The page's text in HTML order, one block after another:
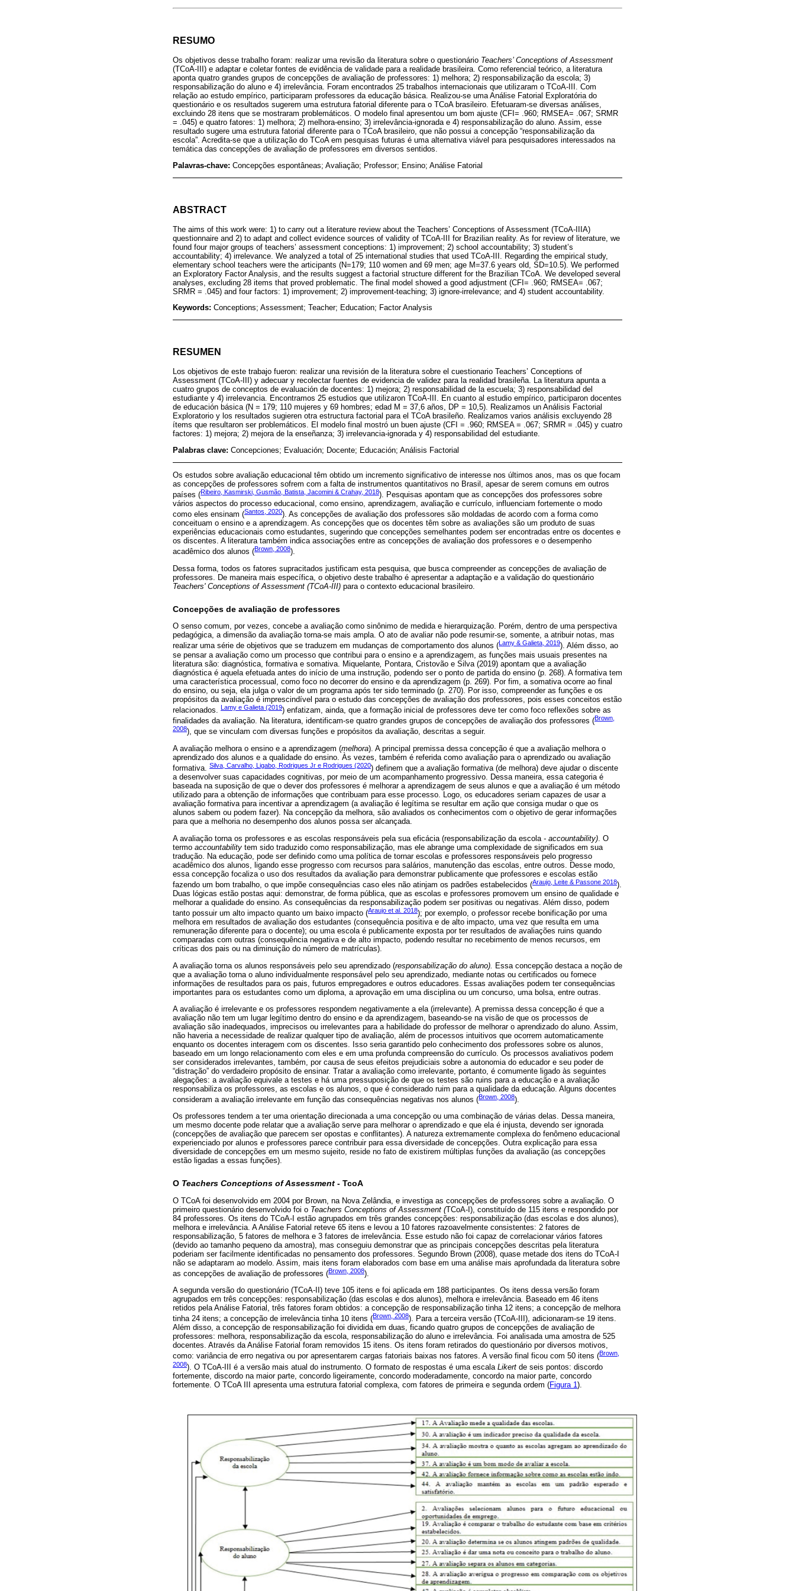
RESUMO
Os objetivos desse trabalho foram: realizar uma revisão da literatura sobre o questionário Teachers’ Conceptions of Assessment
(TCoA-III) e adaptar e coletar fontes de evidência de validade para a realidade brasileira. Como referencial teórico, a literatura
aponta quatro grandes grupos de concepções de avaliação de professores: 1) melhora; 2) responsabilização da escola; 3)
responsabilização do aluno e 4) irrelevância. Foram encontrados 25 trabalhos internacionais que utilizaram o TCoA-III. Com
relação ao estudo empírico, participaram professores da educação básica. Realizou-se uma Análise Fatorial Exploratória do
questionário e os resultados sugerem uma estrutura fatorial diferente para o TCoA brasileiro. Efetuaram-se diversas análises,
excluindo 28 itens que se mostraram problemáticos. O modelo final apresentou um bom ajuste (CFI= .960; RMSEA= .067; SRMR
= .045) e quatro fatores: 1) melhora; 2) melhora-ensino; 3) irrelevância-ignorada e 4) responsabilização do aluno. Assim, esse
resultado sugere uma estrutura fatorial diferente para o TCoA brasileiro, que não possui a concepção “responsabilização da
escola”. Acredita-se que a utilização do TCoA em pesquisas futuras é uma alternativa viável para pesquisadores interessados na
temática das concepções de avaliação de professores em diversos sentidos.
Palavras-chave: Concepções espontâneas; Avaliação; Professor; Ensino; Análise Fatorial
ABSTRACT
The aims of this work were: 1) to carry out a literature review about the Teachers’ Conceptions of Assessment (TCoA-IIIA)
questionnaire and 2) to adapt and collect evidence sources of validity of TCoA-III for Brazilian reality. As for review of literature, we
found four major groups of teachers’ assessment conceptions: 1) improvement; 2) school accountability; 3) student’s
accountability; 4) irrelevance. We analyzed a total of 25 international studies that used TCoA-III. Regarding the empirical study,
elementary school teachers were the articipants (N=179; 110 women and 69 men; age M=37.6 years old, SD=10.5). We performed
an Exploratory Factor Analysis, and the results suggest a factorial structure different for the Brazilian TCoA. We developed several
analyses, excluding 28 items that proved problematic. The final model showed a good adjustment (CFI= .960; RMSEA= .067;
SRMR = .045) and four factors: 1) improvement; 2) improvement-teaching; 3) ignore-irrelevance; and 4) student accountability.
Keywords: Conceptions; Assessment; Teacher; Education; Factor Analysis
RESUMEN
Los objetivos de este trabajo fueron: realizar una revisión de la literatura sobre el cuestionario Teachers’ Conceptions of
Assessment (TCoA-III) y adecuar y recolectar fuentes de evidencia de validez para la realidad brasileña. La literatura apunta a
cuatro grupos de conceptos de evaluación de docentes: 1) mejora; 2) responsabilidad de la escuela; 3) responsabilidad del
estudiante y 4) irrelevancia. Encontramos 25 estudios que utilizaron TCoA-III. En cuanto al estudio empírico, participaron docentes
de educación básica (N = 179; 110 mujeres y 69 hombres; edad M = 37,6 años, DP = 10,5). Realizamos un Análisis Factorial
Exploratorio y los resultados sugieren otra estructura factorial para el TCoA brasileño. Realizamos varios análisis excluyendo 28
ítems que resultaron ser problemáticos. El modelo final mostró un buen ajuste (CFI = .960; RMSEA = .067; SRMR = .045) y cuatro
factores: 1) mejora; 2) mejora de la enseñanza; 3) irrelevancia-ignorada y 4) responsabilidad del estudiante.
Palabras clave: Concepciones; Evaluación; Docente; Educación; Análisis Factorial
Os estudos sobre avaliação educacional têm obtido um incremento significativo de interesse nos últimos anos, mas os que focam
as concepções de professores sofrem com a falta de instrumentos quantitativos no Brasil, apesar de serem comuns em outros
países (Ribeiro, Kasmirski, Gusmão, Batista, Jacomini & Crahay, 2018). Pesquisas apontam que as concepções dos professores sobre
vários aspectos do processo educacional, como ensino, aprendizagem, avaliação e currículo, influenciam fortemente o modo
como eles ensinam (Santos, 2020). As concepções de avaliação dos professores são moldadas de acordo com a forma como
conceituam o ensino e a aprendizagem. As concepções que os docentes têm sobre as avaliações são um produto de suas
experiências educacionais como estudantes, sugerindo que concepções semelhantes podem ser encontradas entre os docentes e
os discentes. A literatura também indica associações entre as concepções de avaliação dos professores e o desempenho
acadêmico dos alunos (Brown, 2008).
Dessa forma, todos os fatores supracitados justificam esta pesquisa, que busca compreender as concepções de avaliação de
professores. De maneira mais específica, o objetivo deste trabalho é apresentar a adaptação e a validação do questionário
Teachers' Conceptions of Assessment (TCoA-III) para o contexto educacional brasileiro.
Concepções de avaliação de professores
O senso comum, por vezes, concebe a avaliação como sinônimo de medida e hierarquização. Porém, dentro de uma perspectiva
pedagógica, a dimensão da avaliação torna-se mais ampla. O ato de avaliar não pode resumir-se, somente, a atribuir notas, mas
realizar uma série de objetivos que se traduzem em mudanças de comportamento dos alunos ( Lamy & Galieta, 2019). Além disso, ao
se pensar a avaliação como um processo que contribui para o ensino e a aprendizagem, as funções mais usuais presentes na
literatura são: diagnóstica, formativa e somativa. Miquelante Pontara, Cristovão e Silva (2019) apontam que a avaliação
diagnóstica é aquela efetuada antes do início de uma instrução, podendo ser o ponto de partida do ensino (p. 268). A formativa tem
uma característica processual, como foco no decorrer do ensino e da aprendizagem (p. 269). Por fim, a somativa ocorre ao final
do ensino, ou seja, ela julga o valor de um programa após ter sido terminado (p. 270). Por isso, compreender as funções e os
propósitos da avaliação é imprescindível para o estudo das concepções de avaliação dos professores, pois esses conceitos estão
relacionados. Lamy e Galieta (2019) enfatizam, ainda, que a formação inicial de professores deve ter como foco reflexões sobre as
finalidades da avaliação. Na literatura, identificam-se quatro grandes grupos de concepções de avaliação dos professores (Brown,
2008), que se vinculam com diversas funções e propósitos da avaliação, descritas a seguir.
A avaliação melhora o ensino e a aprendizagem (melhora). A principal premissa dessa concepção é que a avaliação melhora o
aprendizado dos alunos e a qualidade do ensino. Às vezes, também é referida como avaliação para o aprendizado ou avaliação
formativa. Silva, Carvalho, Ligabo, Rodrigues Jr e Rodrigues (2020) definem que a avaliação formativa (de melhora) deve ajudar o discente
a desenvolver suas capacidades cognitivas, por meio de um acompanhamento progressivo. Dessa maneira, essa categoria é
baseada na suposição de que o dever dos professores é melhorar a aprendizagem de seus alunos e que a avaliação é um método
utilizado para a obtenção de informações que contribuam para esse processo. Logo, os educadores seriam capazes de usar a
avaliação formativa para incentivar a aprendizagem (a avaliação é legítima se resultar em ação que consiga mudar o que os
alunos sabem ou podem fazer). Na concepção da melhora, são avaliados os conhecimentos com o objetivo de gerar informações
para que a melhoria no desempenho dos alunos possa ser alcançada.
A avaliação torna os professores e as escolas responsáveis pela sua eficácia (responsabilização da escola - accountability) . O
termo accountability tem sido traduzido como responsabilização, mas ele abrange uma complexidade de significados em sua
tradução. Na educação, pode ser definido como uma política de tornar escolas e professores responsáveis pelo progresso
acadêmico dos alunos, ligando esse progresso com recursos para salários, manutenção das escolas, entre outros. Desse modo,
essa concepção focaliza o uso dos resultados da avaliação para demonstrar publicamente que professores e escolas estão
fazendo um bom trabalho, o que impõe consequências caso eles não atinjam os padrões estabelecidos (Araujo, Leite & Passone 2018).
Duas lógicas estão postas aqui: demonstrar, de forma pública, que as escolas e professores promovem um ensino de qualidade e
melhorar a qualidade do ensino. As consequências da responsabilização podem ser positivas ou negativas. Além disso, podem
tanto possuir um alto impacto quanto um baixo impacto (Araujo et al. 2018); por exemplo, o professor recebe bonificação por uma
melhora em resultados de avaliação dos estudantes (consequência positiva e de alto impacto, uma vez que resulta em uma
remuneração diferente para o docente); ou uma escola é publicamente exposta por ter resultados de avaliações ruins quando
comparadas com outras (consequência negativa e de alto impacto, podendo resultar no recebimento de menos recursos, em
críticas dos pais ou na diminuição do número de matrículas).
A avaliação torna os alunos responsáveis pelo seu aprendizado (responsabilização do aluno). Essa concepção destaca a noção de
que a avaliação torna o aluno individualmente responsável pelo seu aprendizado, mediante notas ou certificados ou fornece
informações de resultados para os pais, futuros empregadores e outros educadores. Essas avaliações podem ter consequências
importantes para os estudantes como um diploma, a aprovação em uma disciplina ou um concurso, uma bolsa, entre outras.
A avaliação é irrelevante e os professores respondem negativamente a ela (irrelevante). A premissa dessa concepção é que a
avaliação não tem um lugar legítimo dentro do ensino e da aprendizagem, baseando-se na visão de que os processos de
avaliação são inadequados, imprecisos ou irrelevantes para a habilidade do professor de melhorar o aprendizado do aluno. Assim,
não haveria a necessidade de realizar qualquer tipo de avaliação, além de processos intuitivos que ocorrem automaticamente
enquanto os docentes interagem com os discentes. Isso seria garantido pelo conhecimento dos professores sobre os alunos,
baseado em um longo relacionamento com eles e em uma profunda compreensão do currículo. Os processos avaliativos podem
ser considerados irrelevantes, também, por causa de seus efeitos prejudiciais sobre a autonomia do educador e seu poder de
“distração” do verdadeiro propósito de ensinar. Tratar a avaliação como irrelevante, portanto, é comumente ligado às seguintes
alegações: a avaliação equivale a testes e há uma pressuposição de que os testes são ruins para a educação e a avaliação
responsabiliza os professores, as escolas e os alunos, o que é considerado ruim para a qualidade da educação. Alguns docentes
consideram a avaliação irrelevante em função das consequências negativas nos alunos (Brown, 2008).
Os professores tendem a ter uma orientação direcionada a uma concepção ou uma combinação de várias delas. Dessa maneira,
um mesmo docente pode relatar que a avaliação serve para melhorar o aprendizado e que ela é injusta, devendo ser ignorada
(concepções de avaliação que parecem ser opostas e conflitantes). A natureza extremamente complexa do fenômeno educacional
experienciado por alunos e professores parece contribuir para essa diversidade de concepções. Outra explicação para essa
diversidade de concepções em um mesmo sujeito, reside no fato de existirem múltiplas funções da avaliação (as concepções
estão ligadas a essas funções).
O Teachers Conceptions of Assessment - TcoA
O TCoA foi desenvolvido em 2004 por Brown, na Nova Zelândia, e investiga as concepções de professores sobre a avaliação. O
primeiro questionário desenvolvido foi o Teachers Conceptions of Assessment (TCoA-I), constituído de 115 itens e respondido por
84 professores. Os itens do TCoA-I estão agrupados em três grandes concepções: responsabilização (das escolas e dos alunos),
melhora e irrelevância. A Análise Fatorial reteve 65 itens e levou a 10 fatores razoavelmente consistentes: 2 fatores de
responsabilização, 5 fatores de melhora e 3 fatores de irrelevância. Esse estudo não foi capaz de correlacionar vários fatores
(devido ao tamanho pequeno da amostra), mas conseguiu demonstrar que as principais concepções descritas pela literatura
poderiam ser facilmente identificadas no pensamento dos professores. Segundo Brown (2008), quase metade dos itens do TCoA-I
não se adaptaram ao modelo. Assim, mais itens foram elaborados com base em uma análise mais aprofundada da literatura sobre
as concepções de avaliação de professores (Brown, 2008).
A segunda versão do questionário (TCoA-II) teve 105 itens e foi aplicada em 188 participantes. Os itens dessa versão foram
agrupados em três concepções: responsabilização (das escolas e dos alunos), melhora e irrelevância. Baseado em 46 itens
retidos pela Análise Fatorial, três fatores foram obtidos: a concepção de responsabilização tinha 12 itens; a concepção de melhora
tinha 24 itens; a concepção de irrelevância tinha 10 itens (Brown, 2008). Para a terceira versão (TCoA-III), adicionaram-se 19 itens.
Além disso, a concepção de responsabilização foi dividida em duas, ficando quatro grupos de concepções de avaliação de
professores: melhora, responsabilização da escola, responsabilização do aluno e irrelevância. Foi analisada uma amostra de 525
docentes. Através da Análise Fatorial foram removidos 15 itens. Os itens foram retirados do questionário por diversos motivos,
como: variância de erro negativa ou por apresentarem cargas fatoriais baixas nos fatores. A versão final ficou com 50 itens (Brown,
2008). O TCoA-III é a versão mais atual do instrumento. O formato de respostas é uma escala Likert de seis pontos: discordo
fortemente, discordo na maior parte, concordo ligeiramente, concordo moderadamente, concordo na maior parte, concordo
fortemente. O TCoA III apresenta uma estrutura fatorial complexa, com fatores de primeira e segunda ordem (Figura 1).